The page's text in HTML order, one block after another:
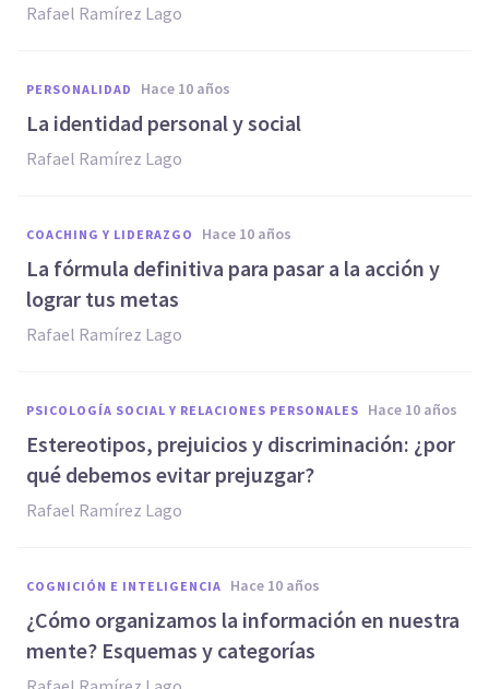
Rafael Ramírez Lago
PERSONALIDAD hace 10 años
La identidad personal y social
Rafael Ramírez Lago
COACHING Y LIDERAZGO hace 10 años
​La fórmula definitiva para pasar a la acción y
lograr tus metas
Rafael Ramírez Lago
PSICOLOGÍA SOCIAL Y RELACIONES PERSONALES hace 10 años
​Estereotipos, prejuicios y discriminación: ¿por
qué debemos evitar prejuzgar?
Rafael Ramírez Lago
COGNICIÓN E INTELIGENCIA hace 10 años
​¿Cómo organizamos la información en nuestra
mente? Esquemas y categorías